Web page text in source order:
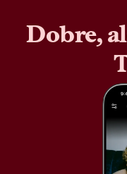
Dobre,